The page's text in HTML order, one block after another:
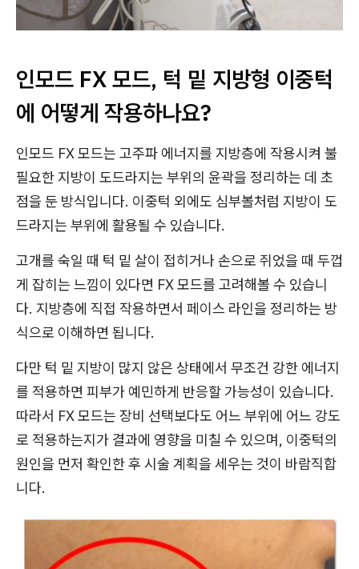
인모드 FX 모드, 턱 밑 지방형 이중턱
에 어떻게 작용하나요?
인모드 FX 모드는 고주파 에너지를 지방층에 작용시켜 불
필요한 지방이 도드라지는 부위의 윤곽을 정리하는 데 초
점을 둔 방식입니다. 이중턱 외에도 심부볼처럼 지방이 도
드라지는 부위에 활용될 수 있습니다.
고개를 숙일 때 턱 밑 살이 접히거나 손으로 쥐었을 때 두껍
게 잡히는 느낌이 있다면 FX 모드를 고려해볼 수 있습니
다. 지방층에 직접 작용하면서 페이스 라인을 정리하는 방
식으로 이해하면 됩니다.
다만 턱 밑 지방이 많지 않은 상태에서 무조건 강한 에너지
를 적용하면 피부가 예민하게 반응할 가능성이 있습니다.
따라서 FX 모드는 장비 선택보다도 어느 부위에 어느 강도
로 적용하는지가 결과에 영향을 미칠 수 있으며, 이중턱의
원인을 먼저 확인한 후 시술 계획을 세우는 것이 바람직합
니다.